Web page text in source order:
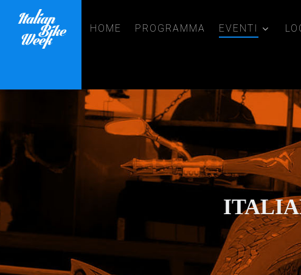
HOME PROGRAMMA EVENTI